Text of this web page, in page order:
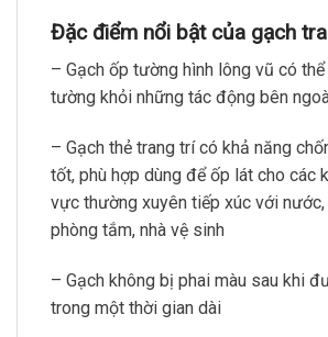
Đặc điểm nổi bật của gạch
– Gạch ốp tường hình lông vũ có
tường khỏi những tác động bên
– Gạch thẻ trang trí có khả năng
tốt, phù hợp dùng để ốp lát cho các
vực thường xuyên tiếp xúc với
phòng tắm, nhà vệ sinh
– Gạch không bị phai màu sau khi
trong một thời gian dài